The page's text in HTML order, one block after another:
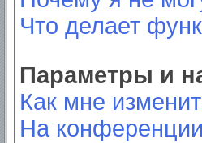
Что делает
Параметры и
Как мне
На